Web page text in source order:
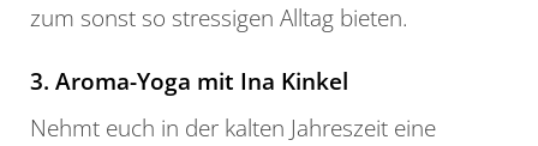
zum sonst so stressigen Alltag bieten.
3. Aroma-Yoga mit Ina Kinkel
Nehmt euch in der kalten Jahreszeit eine